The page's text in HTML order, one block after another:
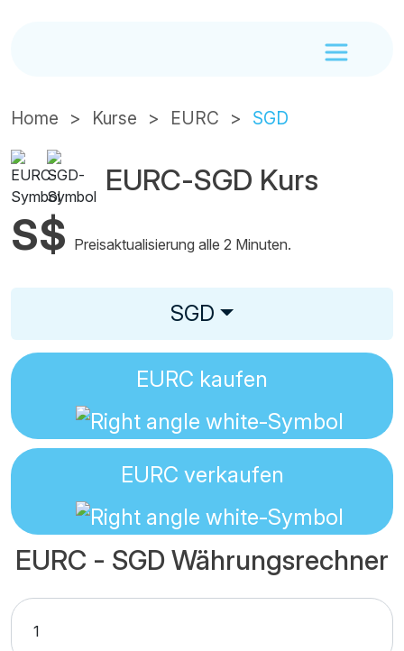
Home Kurse EURC SGD
EURC-SGD Kurs
S$ Preisaktualisierung alle 2 Minuten.
SGD
EURC kaufen
EURC verkaufen
EURC - SGD Währungsrechner